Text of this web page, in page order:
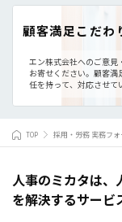
顧客満足こだわ
エン株式会社へのご意見
お寄せください。 顧客満
任を持って、対応させて
TOP 採用・労務 実務フ
人事のミカタは、
を解決するサービ